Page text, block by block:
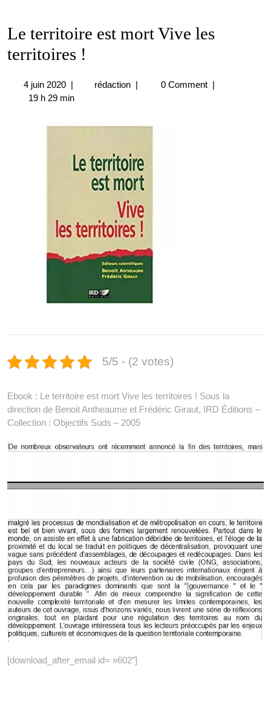
Le territoire est mort Vive les
territoires !
4 juin 20204
juin
| rédactionLe
mort
Vive
les
territoires
!
| 0 Comment |
19 h 29 min
5/5 - (2 votes)
Ebook : Le territoire est mort Vive les territoires ! Sous la
direction de Benoit Antheaume et Frédéric Giraut, IRD Éditions –
Collection : Objectifs Suds – 2005
[download_after_email id= »602″]